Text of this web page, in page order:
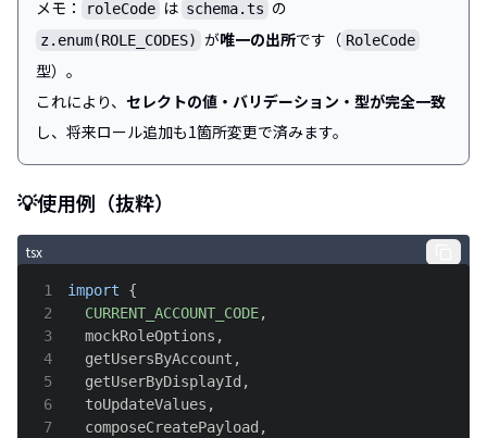
メモ： roleCode は schema.ts の
z.enum(ROLE_CODES) が唯一の出所です（ RoleCode
型）。
これにより、 セレクトの値・バリデーション・型が完全一致
し、将来ロール追加も1箇所変更で済みます。
💡使用例（抜粋）
tsx
1 import
{
2
CURRENT_ACCOUNT_CODE,
3
  mockRoleOptions
,
4
  getUsersByAccount
,
5
  getUserByDisplayId
,
6
  toUpdateValues
,
7
  composeCreatePayload
,